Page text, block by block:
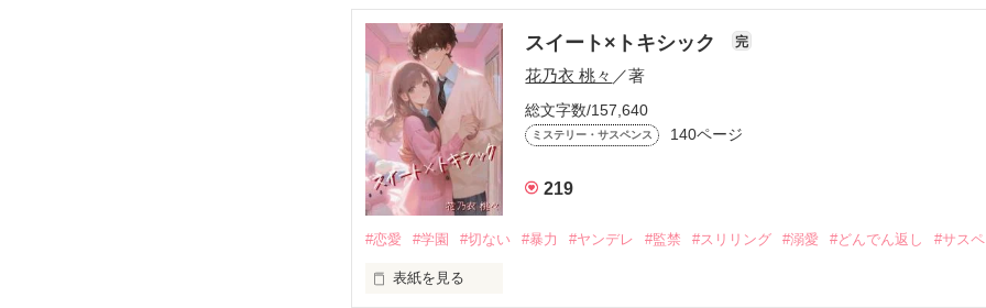
溶けるはずのない氷は、銀色に染まりながら溶けていく
やがて、水は闇の色を水面に映した
この時代は零から歩みを進めた
スイート×トキシック 完
花乃衣 桃々 ／著
総文字数/157,640
ミステリー・サスペンス 140ページ
219
#恋愛 #学園 #切ない #暴力 #ヤンデレ #監禁 #スリリング #溺愛 #どんでん返し #サス
表紙を見る